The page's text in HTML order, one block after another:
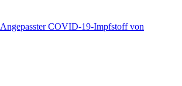
Angepasster COVID-19-Impfstoff von